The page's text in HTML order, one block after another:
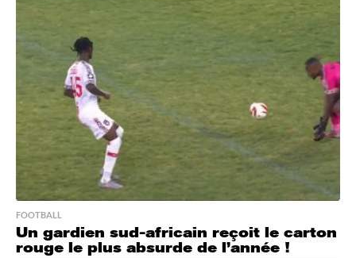
o
FOOTBALL
Un gardien sud-africain reçoit le carton
rouge le plus absurde de l’année !